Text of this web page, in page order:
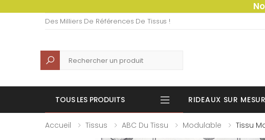
Des Milliers De Références De Tissus !
Recherche
TOUS LES PRODUITS RIDEAUX SUR
Accueil Tissus ABC Du Tissu Modulable Tissu